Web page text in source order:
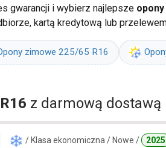
gwarancji i wybierz najlepsze opony
kartą kredytową lub
zimowe 225/65 R16
z darmową dostawą
/ Klasa ekonomiczna / Nowe / 2025